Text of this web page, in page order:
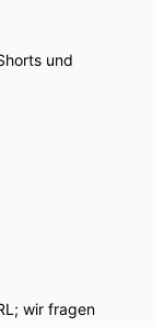
und
wir fragen